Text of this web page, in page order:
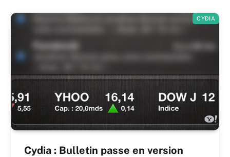
CYDIA
Cydia : Bulletin passe en version